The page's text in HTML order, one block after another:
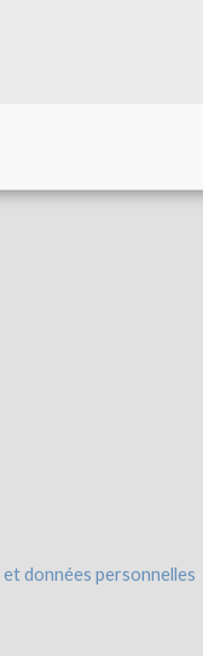
données personnelles